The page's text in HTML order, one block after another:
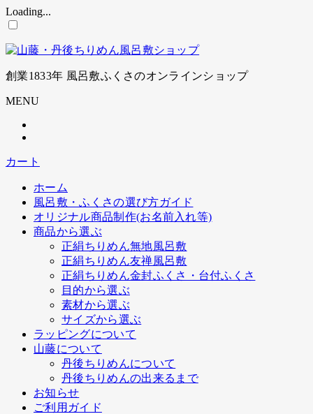
Loading...
コ
テ
ン
ツ
に
プ
創業1833年 風呂敷ふくさのオンラインショップ
MENU
カート
ホーム
風呂敷・ふくさの選び方ガイド
オリジナル商品制作(お名前入れ等)
商品から選ぶ
正絹ちりめん無地風呂敷
正絹ちりめん友禅風呂敷
正絹ちりめん金封ふくさ・台付ふくさ
目的から選ぶ
素材から選ぶ
サイズから選ぶ
ラッピングについて
山藤について
丹後ちりめんについて
丹後ちりめんの出来るまで
お知らせ
ご利用ガイド